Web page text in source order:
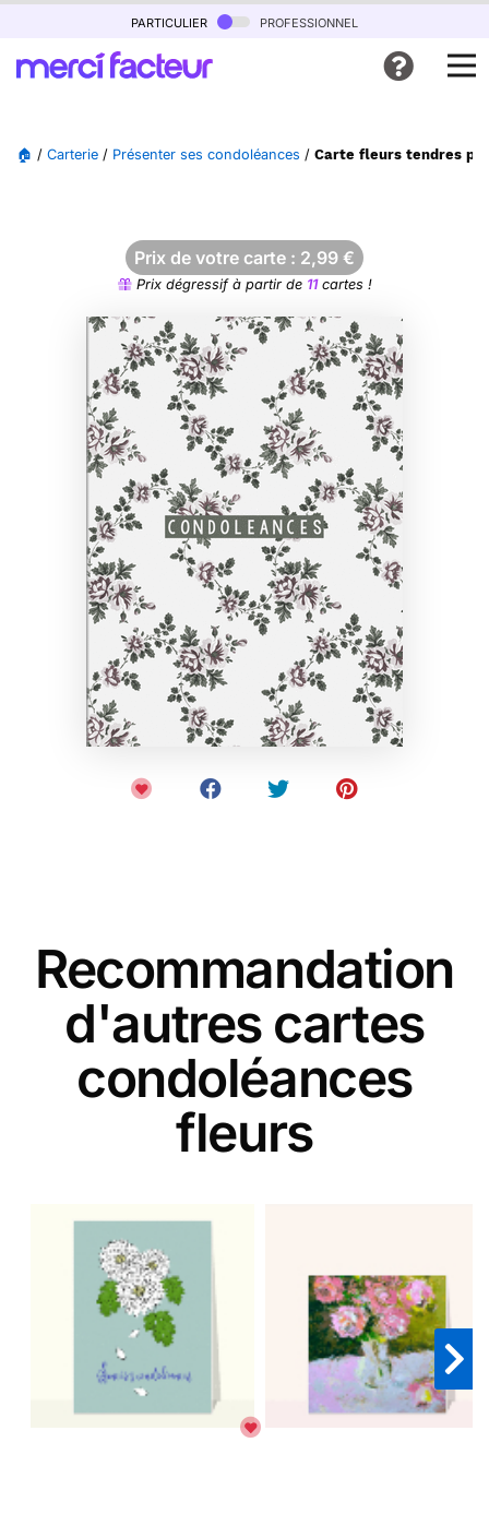
particulier professionnel
🏠 / Carterie / Présenter ses condoléances / Carte fleurs tendres
Prix de votre carte : 2,99 €
Prix dégressif à partir de 11cartes !
Recommandation
d'autres cartes
condoléances
fleurs